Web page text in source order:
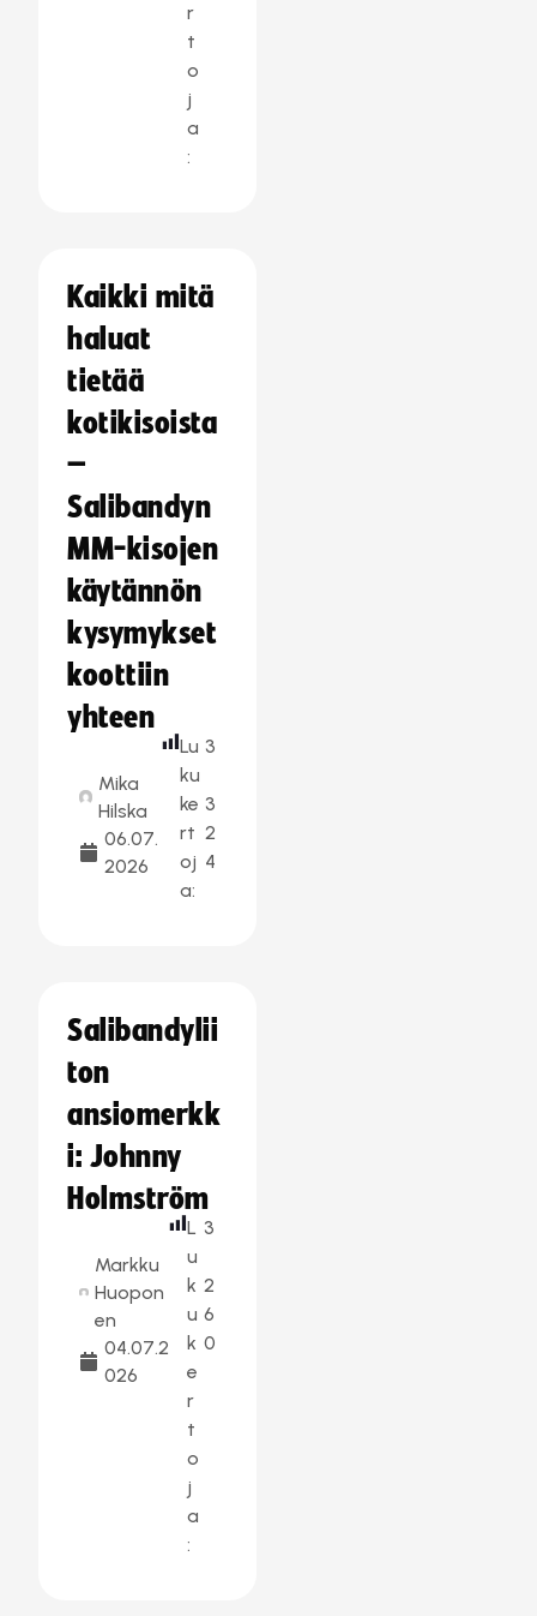
r
t
o
j
a
:
Kaikki mitä
haluat
tietää
kotikisoista
–
Salibandyn
MM-kisojen
käytännön
kysymykset
koottiin
yhteen
Mika
Hilska
06.07.
2026
Lu
ku
ke
rt
oj
a:
3
3
2
4
Salibandylii
ton
ansiomerkk
i: Johnny
Holmström
Markku
Huopon
en
04.07.2
026
L
u
k
u
k
e
r
t
o
j
a
:
3
2
6
0